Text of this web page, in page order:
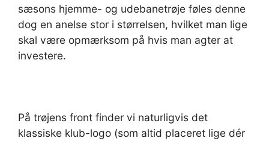
sæsons hjemme- og udebanetrøje føles denne
dog en anelse stor i størrelsen, hvilket man lige
skal være opmærksom på hvis man agter at
investere.
På trøjens front finder vi naturligvis det
klassiske klub-logo (som altid placeret lige dér